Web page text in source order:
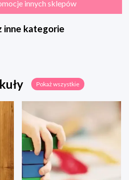
innych sklepów
inne kategorie
Pokaż wszystkie